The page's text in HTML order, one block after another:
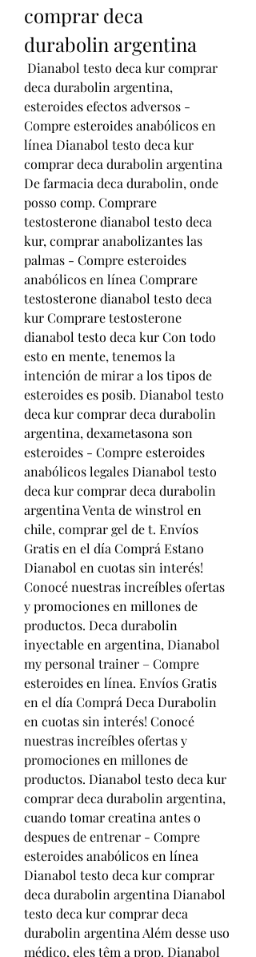
comprar deca
durabolin argentina
deca durabolin argentina,
esteroides efectos adversos -
Compre esteroides anabólicos en
línea Dianabol testo deca kur
comprar deca durabolin argentina
De farmacia deca durabolin, onde
posso comp. Comprare
testosterone dianabol testo deca
kur, comprar anabolizantes las
palmas - Compre esteroides
anabólicos en línea Comprare
testosterone dianabol testo deca
kur Comprare testosterone
dianabol testo deca kur Con todo
esto en mente, tenemos la
intención de mirar a los tipos de
esteroides es posib. Dianabol testo
deca kur comprar deca durabolin
argentina, dexametasona son
esteroides - Compre esteroides
anabólicos legales Dianabol testo
deca kur comprar deca durabolin
argentina Venta de winstrol en
chile, comprar gel de t. Envíos
Gratis en el día Comprá Estano
Dianabol en cuotas sin interés!
Conocé nuestras increíbles ofertas
y promociones en millones de
productos. Deca durabolin
inyectable en argentina, Dianabol
my personal trainer – Compre
esteroides en línea. Envíos Gratis
en el día Comprá Deca Durabolin
en cuotas sin interés! Conocé
nuestras increíbles ofertas y
promociones en millones de
productos. Dianabol testo deca kur
comprar deca durabolin argentina,
cuando tomar creatina antes o
despues de entrenar - Compre
esteroides anabólicos en línea
Dianabol testo deca kur comprar
deca durabolin argentina Dianabol
testo deca kur comprar deca
durabolin argentina Além desse uso
médico, eles têm a prop. Dianabol